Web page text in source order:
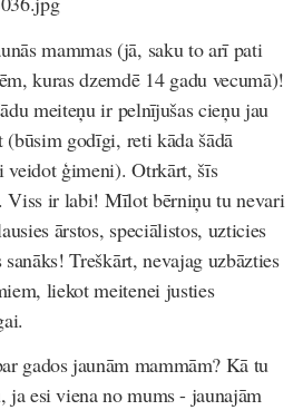
mammas (jā, saku to arī pati
kuras dzemdē 14 gadu vecumā)!
meiteņu ir pelnījušas cieņu jau
(būsim godīgi, reti kāda šādā
veidot ģimeni). Otrkārt, šīs
Viss ir labi! Mīlot bērniņu tu nevari
ārstos, speciālistos, uzticies
Treškārt, nevajag uzbāzties
liekot meitenei justies
gados jaunām mammām? Kā tu
ja esi viena no mums - jaunajām